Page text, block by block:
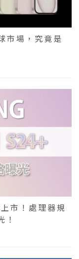
市場，究竟是
市！處理器規